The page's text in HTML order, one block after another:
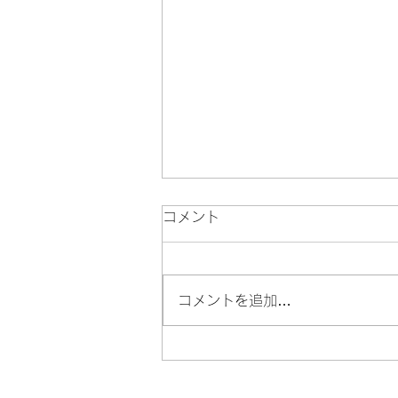
ケアラニ2022を振り返って
て。 生徒の夢を叶える クムの名
に恥じることのない人になる 自
目標。 この目標は今年で終わり
コメント
コメントを追加…